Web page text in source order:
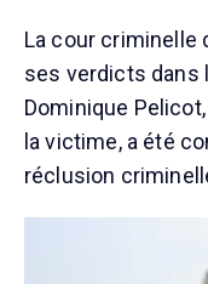
La cour criminelle
ses verdicts dans
Dominique
la victime, a été
réclusion